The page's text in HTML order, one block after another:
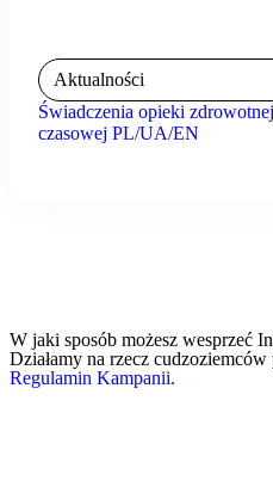
Aktualności
Świadczenia opieki
czasowej PL/UA/EN
W jaki sposób możesz wesprzeć
Działamy na rzecz
Regulamin Kampanii.